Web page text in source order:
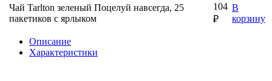
Чай Tarlton зеленый Поцелуй навсегда, 25
пакетиков с ярлыком
104
₽
В
корзину
Описание
Характеристики